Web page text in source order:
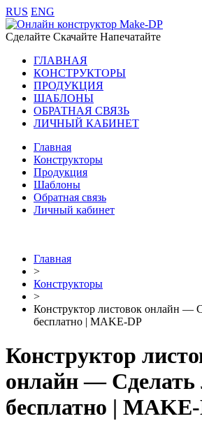
RUS ENG
Сделайте Скачайте Напечатайте
ГЛАВНАЯ
КОНСТРУКТОРЫ
ПРОДУКЦИЯ
ШАБЛОНЫ
ОБРАТНАЯ СВЯЗЬ
ЛИЧНЫЙ КАБИНЕТ
Главная
Конструкторы
Продукция
Шаблоны
Обратная связь
Личный кабинет
Главная
>
Конструкторы
>
Конструктор листовок онлайн —
бесплатно | MAKE-DP
Конструктор
онлайн — Сделать
бесплатно |